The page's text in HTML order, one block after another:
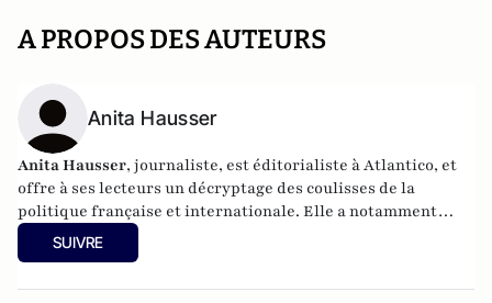
A PROPOS DES AUTEURS
Anita Hausser
Anita Hausser, journaliste, est éditorialiste à Atlantico, et
offre à ses lecteurs un décryptage des coulisses de la
politique française et internationale. Elle a notamment
publiéSarkozy, itinéraire d'une ambition
l'Archipel, 2003). Elle a également réalisé les documentaires
SUIVRE